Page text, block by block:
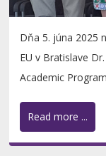
Dňa 5. júna 2025
EU v Bratislave
Academic
Read more ...